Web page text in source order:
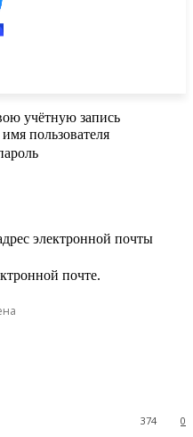
учётную запись
пользователя
электронной почты
почте.
0
374